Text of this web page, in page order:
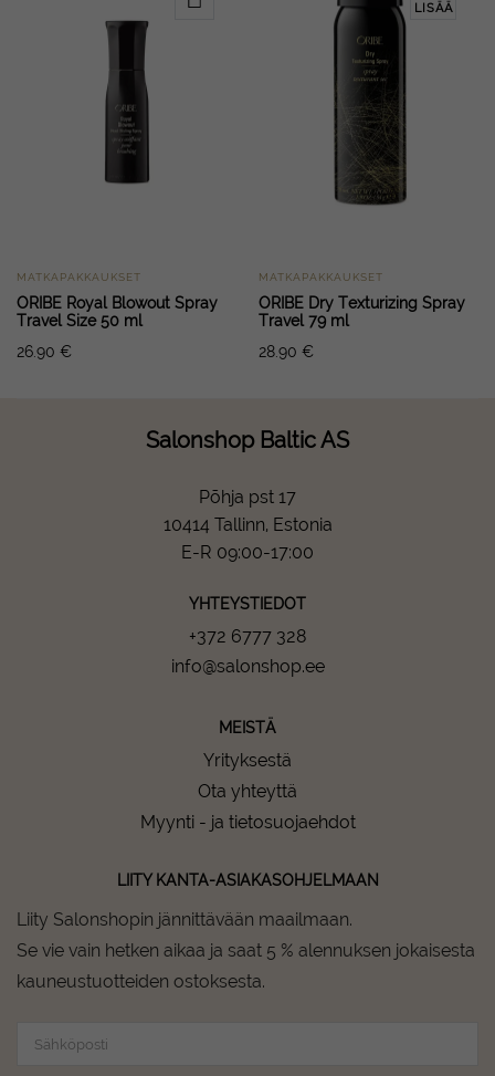
MATKAPAKKAUKSET
ORIBE Royal Blowout Spray
Travel Size 50 ml
26.90 €
LISÄÄ
MATKAPAKKAUKSET
ORIBE Dry Texturizing Spray
Travel 79 ml
28.90 €
Salonshop Baltic AS
Põhja pst 17
10414 Tallinn, Estonia
E-R 09:00-17:00
YHTEYSTIEDOT
+372 6777 328
info@salonshop.ee
MEISTÄ
Yrityksestä
Ota yhteyttä
Myynti - ja tietosuojaehdot
LIITY KANTA-ASIAKASOHJELMAAN
Liity Salonshopin jännittävään maailmaan.
Se vie vain hetken aikaa ja saat 5 % alennuksen jokaisesta
kauneustuotteiden ostoksesta.